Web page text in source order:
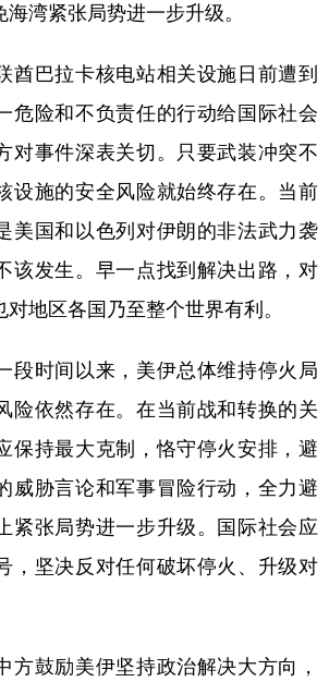
天津 河北 山西
吉林 上海 江苏
安徽 福建 江西
广西 海南 重庆
贵州 云南 西藏
甘肃 青海 宁夏
内蒙古 黑龙江
Español Français عربى
湾紧张局势进一步升级。
巴拉卡核电站相关设施日前遭到
危险和不负责任的行动给国际社会
对事件深表关切。只要武装冲突不
设施的安全风险就始终存在。当前
美国和以色列对伊朗的非法武力袭
该发生。早一点找到解决出路，对
地区各国乃至整个世界有利。
时间以来，美伊总体维持停火局
险依然存在。在当前战和转换的关
保持最大克制，恪守停火安排，避
威胁言论和军事冒险行动，全力避
紧张局势进一步升级。国际社会应
，坚决反对任何破坏停火、升级对
鼓励美伊坚持政治解决大方向，